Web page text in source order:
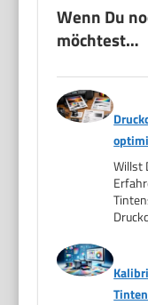
Wenn Du
möchtest…
Willst